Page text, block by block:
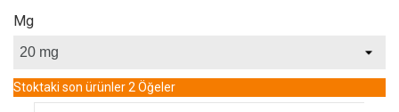
Mg
Stoktaki son ürünler2 Öğeler